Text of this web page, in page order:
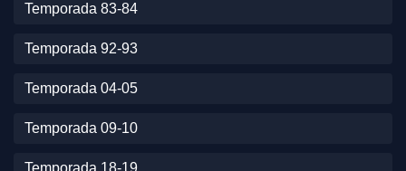
Temporada 83-84
Temporada 92-93
Temporada 04-05
Temporada 09-10
Temporada 18-19